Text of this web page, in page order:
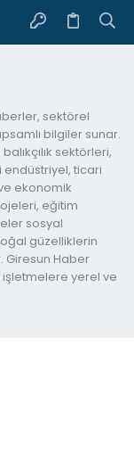
sektörel
bilgiler sunar.
sektörleri,
ticari
ekonomik
eğitim
sosyal
güzelliklerin
Giresun Haber
yerel ve